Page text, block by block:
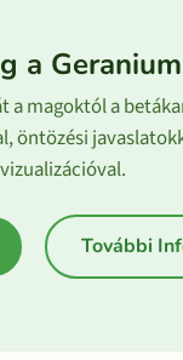
a
a magoktól a
öntözési
vizualizációval.
További